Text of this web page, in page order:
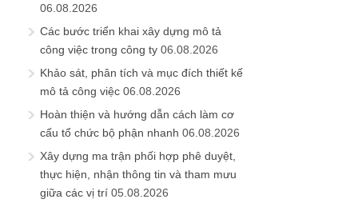
06.08.2026
Các bước triển khai xây dựng mô tả
công việc trong công ty 06.08.2026
Khảo sát, phân tích và mục đích thiết kế
mô tả công việc 06.08.2026
Hoàn thiện và hướng dẫn cách làm cơ
cấu tổ chức bộ phận nhanh 06.08.2026
Xây dựng ma trận phối hợp phê duyệt,
thực hiện, nhận thông tin và tham mưu
giữa các vị trí 05.08.2026